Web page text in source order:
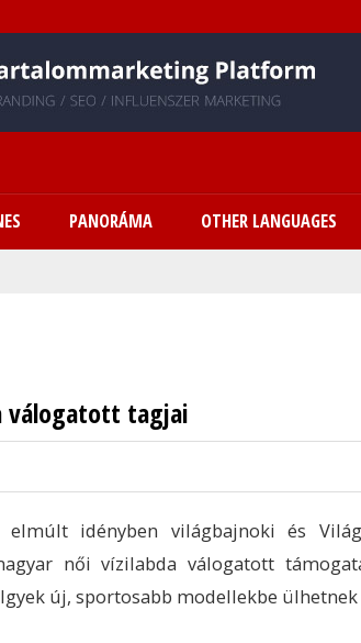
tartalomra
PANORÁMA OTHER LANGUAGES
válogatott tagjai
idényben világbajnoki és
női vízilabda válogatott
új, sportosabb modellekbe ülhetnek